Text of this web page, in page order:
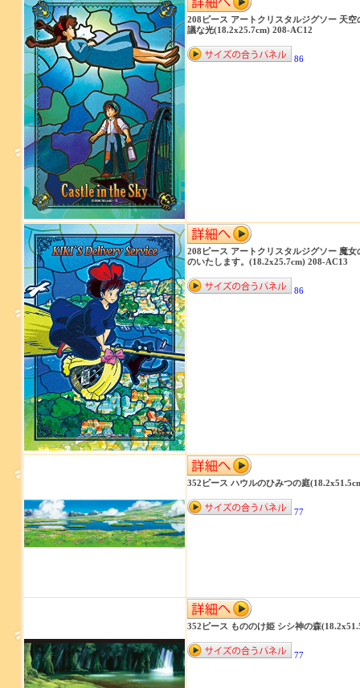
208ピース アートクリスタルジグソー 天空
議な光(18.2x25.7cm) 208-AC12
86
208ピース アートクリスタルジグソー 魔女
のいたします。(18.2x25.7cm) 208-AC13
86
352ピース ハウルのひみつの庭
77
352ピース もののけ姫 シシ神の森
77